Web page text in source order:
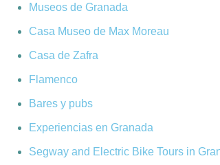
Museos de Granada
Casa Museo de Max Moreau
Casa de Zafra
Flamenco
Bares y pubs
Experiencias en Granada
Segway and Electric Bike Tours in